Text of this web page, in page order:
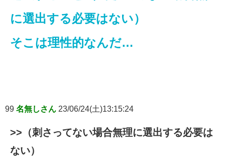
に選出する必要はない）
そこは理性的なんだ…
99 名無しさん 23/06/24(土)13:15:24
>>（刺さってない場合無理に選出する必要は
ない）